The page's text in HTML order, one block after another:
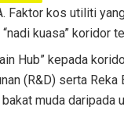
Faktor kos utiliti
kuasa” koridor
Hub” kepada
(R&D) serta
muda daripada